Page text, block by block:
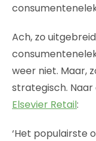
Ach, zo
weer niet. Maar,
strategisch.
Elsevier Retail:
‘Het populairste